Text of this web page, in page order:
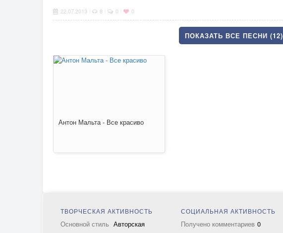
22.07.2013 8 0 0
ПОКАЗАТЬ ВСЕ ПЕСНИ (12)
Антон Мальта - Все красиво
ТВОРЧЕСКАЯ АКТИВНОСТЬ
Основной стиль Авторская
СОЦИАЛЬНАЯ АКТИВНОСТЬ
Получено комментариев 0